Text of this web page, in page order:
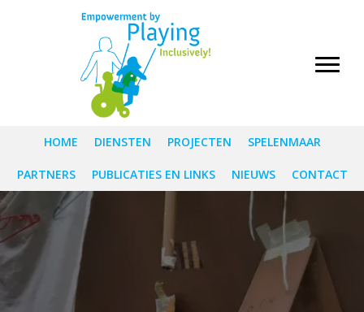
HOME DIENSTEN PROJECTEN SPELENMAAR
PARTNERS PUBLICATIES EN LINKS NIEUWS CONTACT